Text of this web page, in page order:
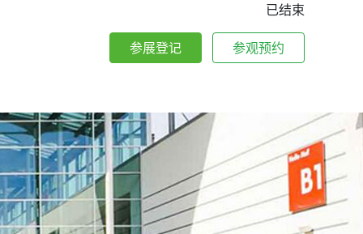
已结束
参展登记 参观预约